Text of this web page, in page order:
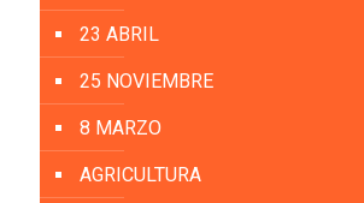
23 ABRIL
25 NOVIEMBRE
8 MARZO
AGRICULTURA